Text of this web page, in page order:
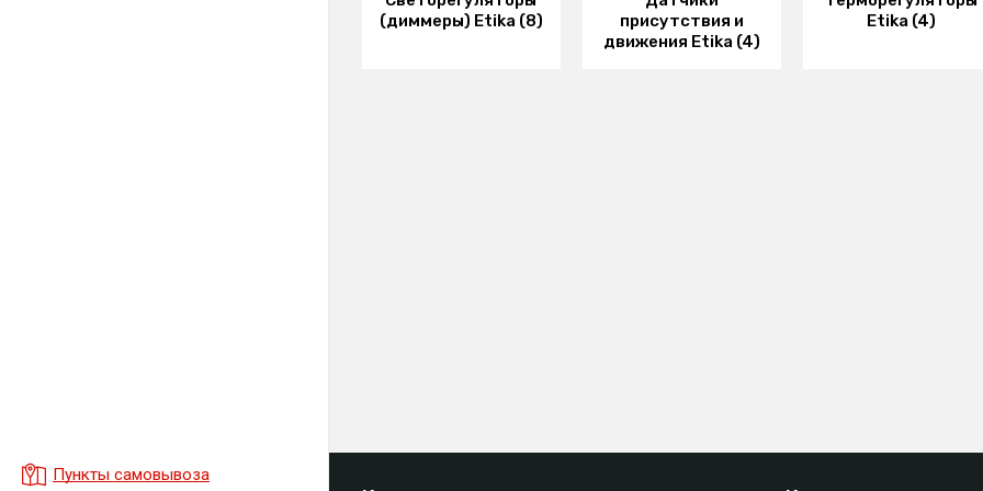
Пункты самовывоза
(диммеры) Etika (8)
присутствия и
движения Etika (4)
Etika (4)